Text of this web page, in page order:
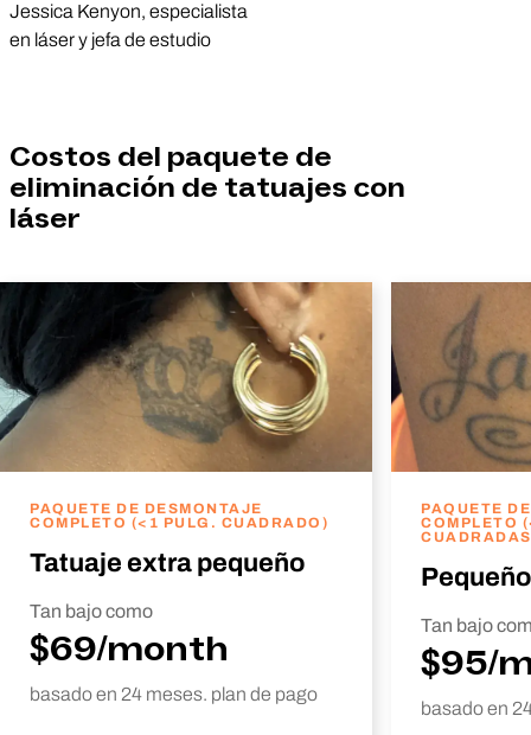
Jessica Kenyon, especialista
en láser y jefa de estudio
Costos del paquete de
eliminación de tatuajes con
láser
PAQUETE DE DESMONTAJE
COMPLETO (<1 PULG. CUADRADO)
Tatuaje extra pequeño
Tan bajo como
$69/month
basado en 24 meses. plan de pago
PAQUETE
COMPLETO
Tan bajo
$95/
basado en